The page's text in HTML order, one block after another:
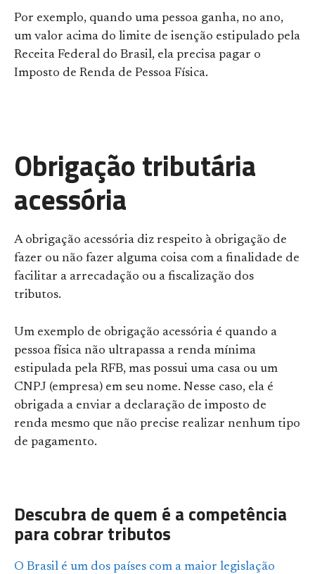
Por exemplo, quando uma pessoa ganha, no ano,
um valor acima do limite de isenção estipulado pela
Receita Federal do Brasil, ela precisa pagar o
Imposto de Renda de Pessoa Física.
Obrigação tributária
acessória
A obrigação acessória diz respeito à obrigação de
fazer ou não fazer alguma coisa com a finalidade de
facilitar a arrecadação ou a fiscalização dos
tributos.
Um exemplo de obrigação acessória é quando a
pessoa física não ultrapassa a renda mínima
estipulada pela RFB, mas possui uma casa ou um
CNPJ (empresa) em seu nome. Nesse caso, ela é
obrigada a enviar a declaração de imposto de
renda mesmo que não precise realizar nenhum tipo
de pagamento.
Descubra de quem é a competência
para cobrar tributos
O Brasil é um dos países com a maior legislação